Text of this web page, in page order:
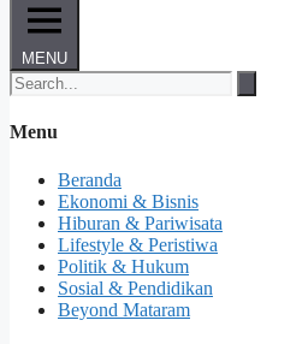
MENU
Menu
Beranda
Ekonomi & Bisnis
Hiburan & Pariwisata
Lifestyle & Peristiwa
Politik & Hukum
Sosial & Pendidikan
Beyond Mataram